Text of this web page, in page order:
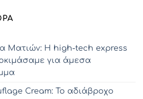
Ματιών: Η high-tech express
για άμεσα
Cream: Το αδιάβροχο